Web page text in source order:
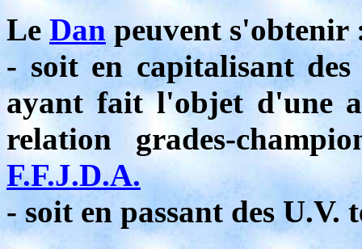
LeDan peuvent s'obtenir
- soit en capitalisant
ayant fait l'objet d'une
relation grades-
F.F.J.D.A.
- soit en passant des U.V.